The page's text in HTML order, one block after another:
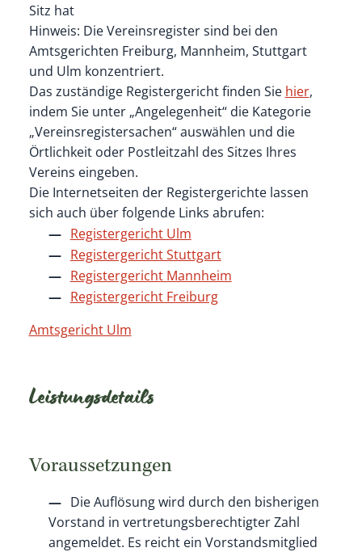
Sitz hat
Hinweis: Die Vereinsregister sind bei den
Amtsgerichten Freiburg, Mannheim, Stuttgart
und Ulm konzentriert.
Das zuständige Registergericht finden Sie hier,
indem Sie unter „Angelegenheit“ die Kategorie
„Vereinsregistersachen“ auswählen und die
Örtlichkeit oder Postleitzahl des Sitzes Ihres
Vereins eingeben.
Die Internetseiten der Registergerichte lassen
sich auch über folgende Links abrufen:
Registergericht Ulm
Registergericht Stuttgart
Registergericht Mannheim
Registergericht Freiburg
Amtsgericht Ulm
Leistungsdetails
Voraussetzungen
Die Auflösung wird durch den bisherigen
Vorstand in vertretungsberechtigter Zahl
angemeldet. Es reicht ein Vorstandsmitglied